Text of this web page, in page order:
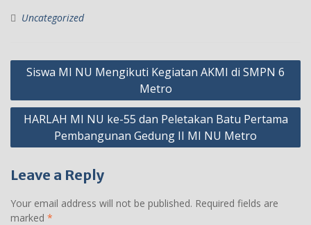
Uncategorized
Post
Siswa MI NU Mengikuti Kegiatan AKMI di SMPN 6
Metro
HARLAH MI NU ke-55 dan Peletakan Batu Pertama
Pembangunan Gedung II MI NU Metro
Leave a Reply
Your email address will not be published. Required fields are
marked *